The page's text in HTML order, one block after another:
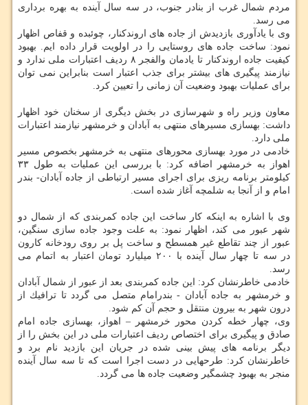
مردم شمال غرب از بنادر جنوب، در سه سال آینده به بهره برداری
می رسد.
وی با یادآوری بازدیدش از جاده های اروندكنار، چوئبده و قفاص اظهار
نمود: ساخت جاده های روستایی را در اولویت قرار داده ایم. بهبود
كیفیت جاده اروندكنار تا یادمان والفجر ۸ ردیف اعتبارات ملی ندارد و
نیازمند پیگیری های بیشتر برای جذب اعتبار است بنابراین نمی توان
برای عملیات بهبود وضعیت آن زمانی را تعیین كرد.
معاون وزیر راه و شهرسازی در بخش دیگری از سخنان خود اظهار
داشت: بهسازی مسیرهای منتهی به آبادان و خرمشهر نیازمند اعتبارات
ملی دارد.
خادمی در مورد بهسازی محورهای منتهی به خرمشهر بخصوص مسیر
اهواز به خرمشهر اضافه كرد: با بررسی این عملیات به طول ۳۳
كیلومتر برنامه ریزی برای اجرای مسیر ارتباطی از جاده آبادان- بندر
امام و از آنجا به شلمچه آغاز شده است.
وی با اشاره به اینكه كار ساخت این جاده كمربندی كه از شمال دو
شهر عبور می كند، اظهار نمود: به علت وجود جاده سازی سنگین،
عبور از چند تقاطع غیر همسطح و ساخت پل بر روی رودخانه كارون
در سه تا چهار سال آینده با ۲۰۰ میلیارد تومان اعتبار به اتمام می
رسد.
خادمی خاطرنشان كرد: این جاده كمربندی بعد از عبور از شمال آبادان
و خرمشهر به جاده آبادان - بندرامام متصل می گردد تا ترافیك از
درون شهر به بیرون منتقل و حجم آن كم شود.
وی، چهار خطه كردن محور خرمشهر – اهواز، بهسازی جاده امام
صادق و پیگیری برای اختصاص ردیف اعتبارات ملی در این بخش را از
دیگر برنامه های پیش بینی شده در جریان این بازدید نام برد و
خاطرنشان كرد: طرحهایی در دست اجرا است كه تا سه سال آینده
منجر به بهبود چشمگیر وضعیت جاده ها می گردد.